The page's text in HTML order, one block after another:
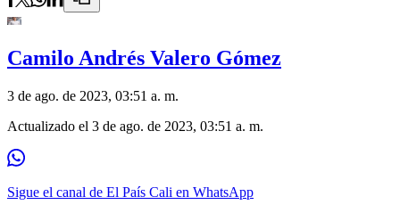
Camilo Andrés Valero Gómez
3 de ago. de 2023, 03:51 a. m.
Actualizado el 3 de ago. de 2023, 03:51 a. m.
Sigue el canal de El País Cali en WhatsApp